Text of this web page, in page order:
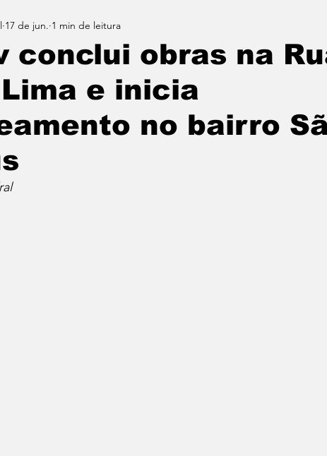
conclui obras na
e inicia
no bairro
17 de jun. 1 min de leitura